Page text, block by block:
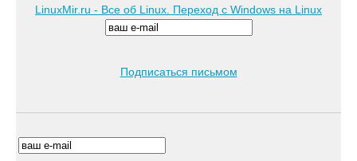
LinuxMir.ru - Все об Linux. Переход с Windows на Linux
Подписаться письмом